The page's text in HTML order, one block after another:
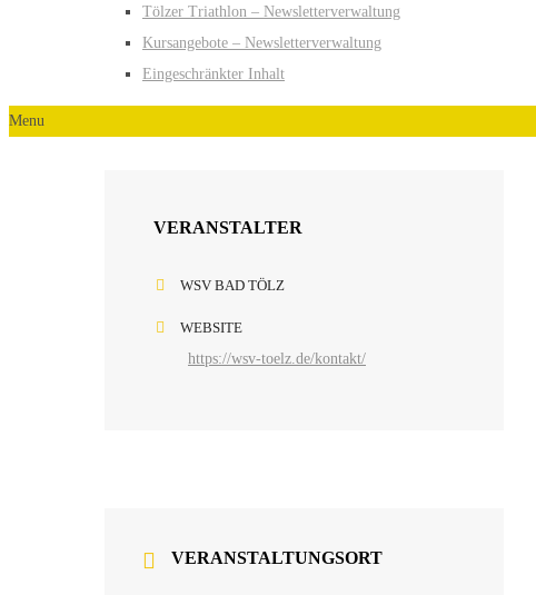
Tölzer Triathlon – Newsletterverwaltung
Kursangebote – Newsletterverwaltung
Eingeschränkter Inhalt
Menu
VERANSTALTER
WSV BAD TÖLZ
WEBSITE
https://wsv-toelz.de/kontakt/
VERANSTALTUNGSORT